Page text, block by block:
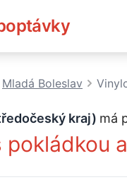
Mladá Boleslav
kraj) má